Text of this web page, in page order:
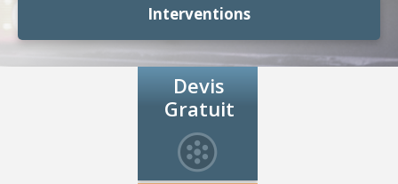
Interventions
Devis
Gratuit